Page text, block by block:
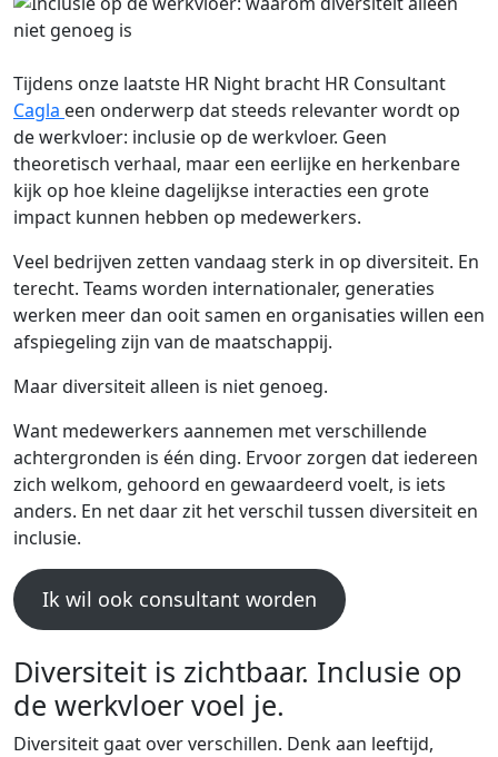
Tijdens onze laatste HR Night bracht HR Consultant
Cagla een onderwerp dat steeds relevanter wordt op
de werkvloer: inclusie op de werkvloer. Geen
theoretisch verhaal, maar een eerlijke en herkenbare
kijk op hoe kleine dagelijkse interacties een grote
impact kunnen hebben op medewerkers.
Veel bedrijven zetten vandaag sterk in op diversiteit. En
terecht. Teams worden internationaler, generaties
werken meer dan ooit samen en organisaties willen een
afspiegeling zijn van de maatschappij.
Maar diversiteit alleen is niet genoeg.
Want medewerkers aannemen met verschillende
achtergronden is één ding. Ervoor zorgen dat iedereen
zich welkom, gehoord en gewaardeerd voelt, is iets
anders. En net daar zit het verschil tussen diversiteit en
inclusie.
Ik wil ook consultant worden
Diversiteit is zichtbaar. Inclusie op
de werkvloer voel je.
Diversiteit gaat over verschillen. Denk aan leeftijd,